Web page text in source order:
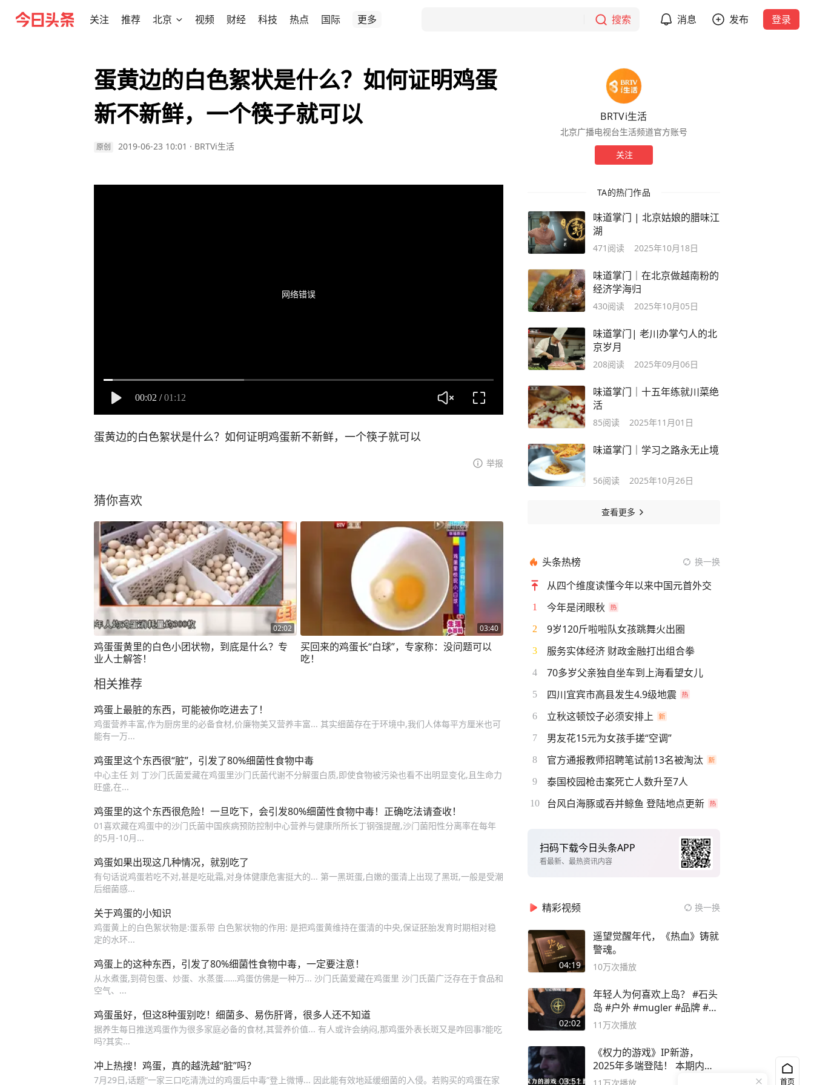
关注 推荐 北京 视频 财经 科技 热点 国际 更多 搜索 消息 发布 登录
蛋黄边的白色絮状是什么？如何证明鸡蛋
新不新鲜，一个筷子就可以
原创 2019-06-23 10:01 · BRTVi生活
网络错误
00:02 / 01:12
蛋黄边的白色絮状是什么？如何证明鸡蛋新不新鲜，一个筷子就可以
举报
猜你喜欢
02:02
鸡蛋蛋黄里的白色小团状物，到底是什么？专
业人士解答！
03:40
买回来的鸡蛋长“白球”，专家称：没问题可以
吃！
相关推荐
鸡蛋上最脏的东西，可能被你吃进去了！
鸡蛋营养丰富,作为厨房里的必备食材,价廉物美又营养丰富... 其实细菌存在于环境中,我们人体每平方厘米也可
能有一万...
鸡蛋里这个东西很“脏”，引发了80%细菌性食物中毒
中心主任 刘 丁沙门氏菌爱藏在鸡蛋里沙门氏菌代谢不分解蛋白质,即使食物被污染也看不出明显变化,且生命力
旺盛,在...
鸡蛋里的这个东西很危险！一旦吃下，会引发80%细菌性食物中毒！正确吃法请查收！
01喜欢藏在鸡蛋中的沙门氏菌中国疾病预防控制中心营养与健康所所长丁钢强提醒,沙门菌阳性分离率在每年
的5月-10月...
鸡蛋如果出现这几种情况，就别吃了
有句话说鸡蛋若吃不对,甚是吃砒霜,对身体健康危害挺大的... 第一黑斑蛋,白嫩的蛋清上出现了黑斑,一般是受潮
后细菌感...
关于鸡蛋的小知识
鸡蛋黄上的白色絮状物是:蛋系带 白色絮状物的作用: 是把鸡蛋黄维持在蛋清的中央,保证胚胎发育时期相对稳
定的水环...
鸡蛋上的这种东西，引发了80%细菌性食物中毒，一定要注意！
从水煮蛋,到荷包蛋、炒蛋、水蒸蛋……鸡蛋仿佛是一种万... 沙门氏菌爱藏在鸡蛋里 沙门氏菌广泛存在于食品和
空气、...
鸡蛋虽好，但这8种蛋别吃！细菌多、易伤肝肾，很多人还不知道
据养生每日推送鸡蛋作为很多家庭必备的食材,其营养价值... 有人或许会纳闷,那鸡蛋外表长斑又是咋回事?能吃
吗?其实...
冲上热搜！鸡蛋，真的越洗越“脏”吗？
7月29日,话题“一家三口吃清洗过的鸡蛋后中毒”登上微博... 因此能有效地延缓细菌的入侵。若购买的鸡蛋在家
BRTVi生活
北京广播电视台生活频道官方账号
关注
TA的热门作品
味道掌门 | 北京姑娘的腊味江
湖
471 阅读 2025年10月18日
味道掌门｜在北京做越南粉的
经济学海归
430阅读 2025年10月05日
味道掌门| 老川办掌勺人的北
京岁月
208阅读 2025年09月06日
味道掌门｜十五年练就川菜绝
活
85阅读 2025年11月01日
味道掌门｜学习之路永无止境
56阅读 2025年10月26日
查看更多
头条热榜 换一换
从四个维度读懂今年以来中国元首外交
1 今年是闭眼秋
2 9岁120斤啦啦队女孩跳舞火出圈
3 服务实体经济 财政金融打出组合拳
4 70多岁父亲独自坐车到上海看望女儿
5 四川宜宾市高县发生4.9级地震
6 立秋这顿饺子必须安排上
7 男友花15元为女孩手搓“空调”
8 官方通报教师招聘笔试前13名被淘汰
9 泰国校园枪击案死亡人数升至7人
10 台风白海豚或吞并鲸鱼 登陆地点更新
扫码下载今日头条APP
看最新、最热资讯内容
精彩视频 换一换
04:19
遥望觉醒年代，《热血》铸就
警魂。
10万次播放
02:02
年轻人为何喜欢上岛？ #石头
岛 #户外 #mugler #品牌 #足
球流氓
11万次播放
03:51
《权力的游戏》IP新游，
2025年多端登陆！ 本期内容
概要
首页